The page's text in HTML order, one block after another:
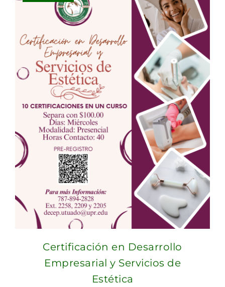
Certificación en Desarrollo
Empresarial y Servicios de
Estética